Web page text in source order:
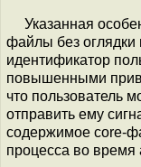
Указанная
файлы без оглядки
идентификатор
повышенными
что пользователь
отправить ему
содержимое core-
процесса во время